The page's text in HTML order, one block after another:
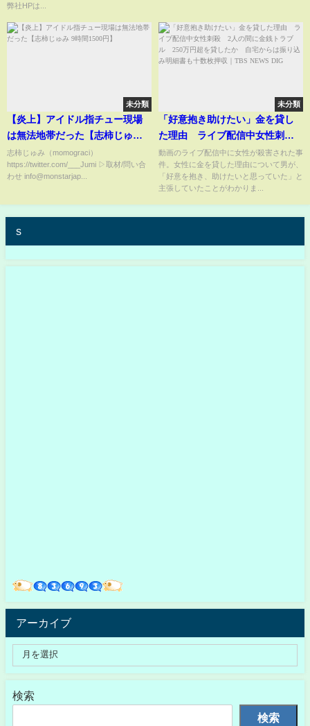
弊社HPは...
未分類
【炎上】アイドル指チュー現場
は無法地帯だった【志柿じゅみ 9
時間1500円】
志柿じゅみ（momograci）
https://twitter.com/___Jumi ▷取材/問い合
わせ info@monstarjap...
未分類
「好意抱き助けたい」金を貸し
た理由 ライブ配信中女性刺
殺 2人の間に金銭トラブル
250万円超を貸したか 自宅から
は振り込み明細書も十数枚押収
動画のライブ配信中に女性が殺害された事
件。女性に金を貸した理由について男が、
「好意を抱き、助けたいと思っていた」と
主張していたことがわかりま...
s
アーカイブ
検索
検索